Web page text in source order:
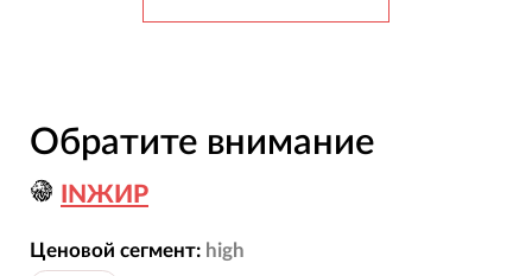
Обратите внимание
INЖИР
Ценовой сегмент: high